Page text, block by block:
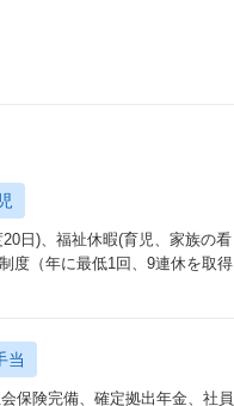
日)、福祉休暇(育児、家族の看
度（年に最低1回、9連休を取得
当
保険完備、確定拠出年金、社員